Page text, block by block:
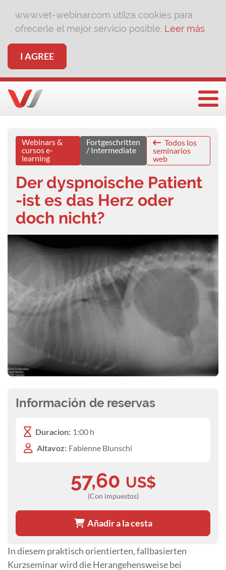
www.vet-webinar.com utilza cookies para
ofrecerle el mejor servicio posible. Leer más
I AGREE
Webinars &
cursos e-
learning
Fortgeschritten
/ Intermediate
Todos los
seminarios
web
Der dyspnoische Patient
-ist es das Herz oder
doch nicht?
In diesem praktisch orientierten, fallbasierten
Kurzseminar wird die Herangehensweise bei
Información de reservas
Duracion: 1:00 h
Altavoz: Fabienne Blunschi
57,60 US$
(Con impuestos)
Añadir a la cesta